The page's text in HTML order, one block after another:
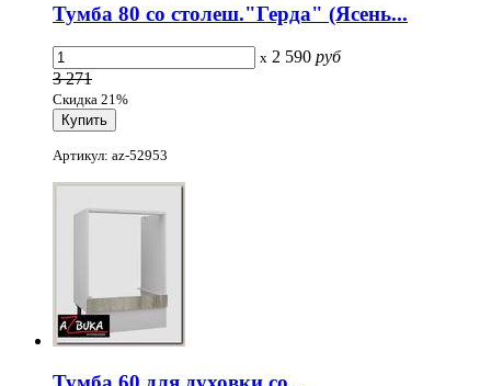
Тумба 80 со столеш."Герда" (Ясень...
x 2 590 руб
3 271
Скидка 21%
Артикул: az-52953